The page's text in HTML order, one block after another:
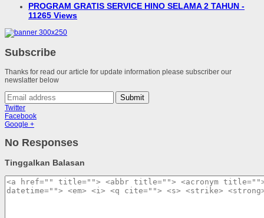
PROGRAM GRATIS SERVICE HINO SELAMA 2 TAHUN -
11265 Views
Subscribe
Thanks for read our article for update information please subscriber our
newslatter below
Submit
Twitter
Facebook
Google +
No Responses
Tinggalkan Balasan